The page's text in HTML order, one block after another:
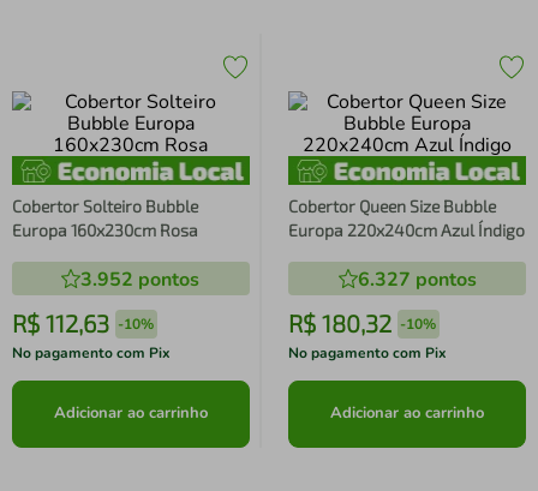
Cobertor Solteiro Bubble
Europa 160x230cm Rosa
3.952 pontos
R$ 112,63 -10%
No pagamento com Pix
Adicionar ao carrinho
Cobertor Queen Size Bubble
Europa 220x240cm Azul Índigo
6.327 pontos
R$ 180,32 -10%
No pagamento com Pix
Adicionar ao carrinho